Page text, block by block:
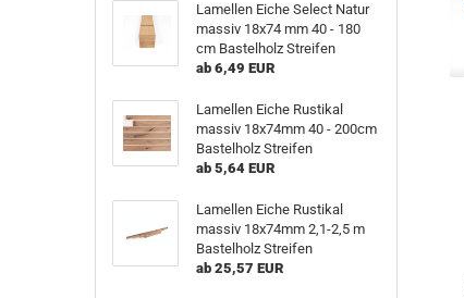
Lamellen Eiche Select Natur
massiv 18x74 mm 40 - 180
cm Bastelholz Streifen
ab 6,49 EUR
Lamellen Eiche Rustikal
massiv 18x74mm 40 - 200cm
Bastelholz Streifen
ab 5,64 EUR
Lamellen Eiche Rustikal
massiv 18x74mm 2,1-2,5 m
Bastelholz Streifen
ab 25,57 EUR